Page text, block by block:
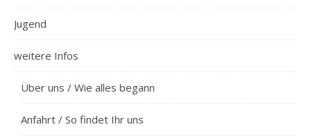
Jugend
weitere Infos
Über uns / Wie alles begann
Anfahrt / So findet Ihr uns